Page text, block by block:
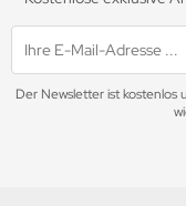
Der Newsletter ist